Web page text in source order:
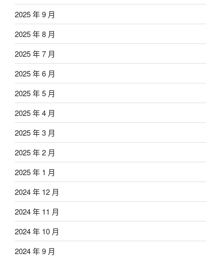
2025 年 9 月
2025 年 8 月
2025 年 7 月
2025 年 6 月
2025 年 5 月
2025 年 4 月
2025 年 3 月
2025 年 2 月
2025 年 1 月
2024 年 12 月
2024 年 11 月
2024 年 10 月
2024 年 9 月